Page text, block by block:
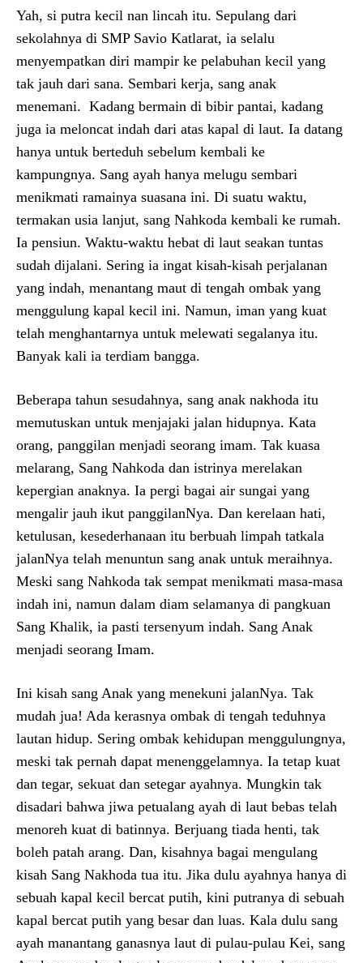
Yah, si putra kecil nan lincah itu. Sepulang dari
sekolahnya di SMP Savio Katlarat, ia selalu
menyempatkan diri mampir ke pelabuhan kecil yang
tak jauh dari sana. Sembari kerja, sang anak
menemani. Kadang bermain di bibir pantai, kadang
juga ia meloncat indah dari atas kapal di laut. Ia datang
hanya untuk berteduh sebelum kembali ke
kampungnya. Sang ayah hanya melugu sembari
menikmati ramainya suasana ini. Di suatu waktu,
termakan usia lanjut, sang Nahkoda kembali ke rumah.
Ia pensiun. Waktu-waktu hebat di laut seakan tuntas
sudah dijalani. Sering ia ingat kisah-kisah perjalanan
yang indah, menantang maut di tengah ombak yang
menggulung kapal kecil ini. Namun, iman yang kuat
telah menghantarnya untuk melewati segalanya itu.
Banyak kali ia terdiam bangga.
Beberapa tahun sesudahnya, sang anak nakhoda itu
memutuskan untuk menjajaki jalan hidupnya. Kata
orang, panggilan menjadi seorang imam. Tak kuasa
melarang, Sang Nahkoda dan istrinya merelakan
kepergian anaknya. Ia pergi bagai air sungai yang
mengalir jauh ikut panggilanNya. Dan kerelaan hati,
ketulusan, kesederhanaan itu berbuah limpah tatkala
jalanNya telah menuntun sang anak untuk meraihnya.
Meski sang Nahkoda tak sempat menikmati masa-masa
indah ini, namun dalam diam selamanya di pangkuan
Sang Khalik, ia pasti tersenyum indah. Sang Anak
menjadi seorang Imam.
Ini kisah sang Anak yang menekuni jalanNya. Tak
mudah jua! Ada kerasnya ombak di tengah teduhnya
lautan hidup. Sering ombak kehidupan menggulungnya,
meski tak pernah dapat menenggelamnya. Ia tetap kuat
dan tegar, sekuat dan setegar ayahnya. Mungkin tak
disadari bahwa jiwa petualang ayah di laut bebas telah
menoreh kuat di batinnya. Berjuang tiada henti, tak
boleh patah arang. Dan, kisahnya bagai mengulang
kisah Sang Nakhoda tua itu. Jika dulu ayahnya hanya di
sebuah kapal kecil bercat putih, kini putranya di sebuah
kapal bercat putih yang besar dan luas. Kala dulu sang
ayah manantang ganasnya laut di pulau-pulau Kei, sang